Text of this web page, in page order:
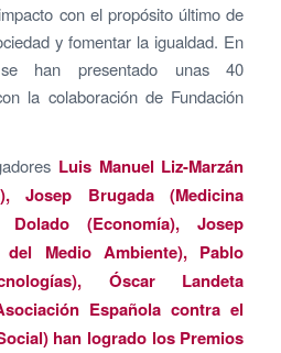
con el propósito último de
y fomentar la igualdad. En
han presentado unas 40
la colaboración de Fundación
Luis Manuel Liz-Marzán
Josep Brugada (Medicina
(Economía), Josep
del Medio Ambiente), Pablo
Óscar Landeta
Española contra el
han logrado los Premios